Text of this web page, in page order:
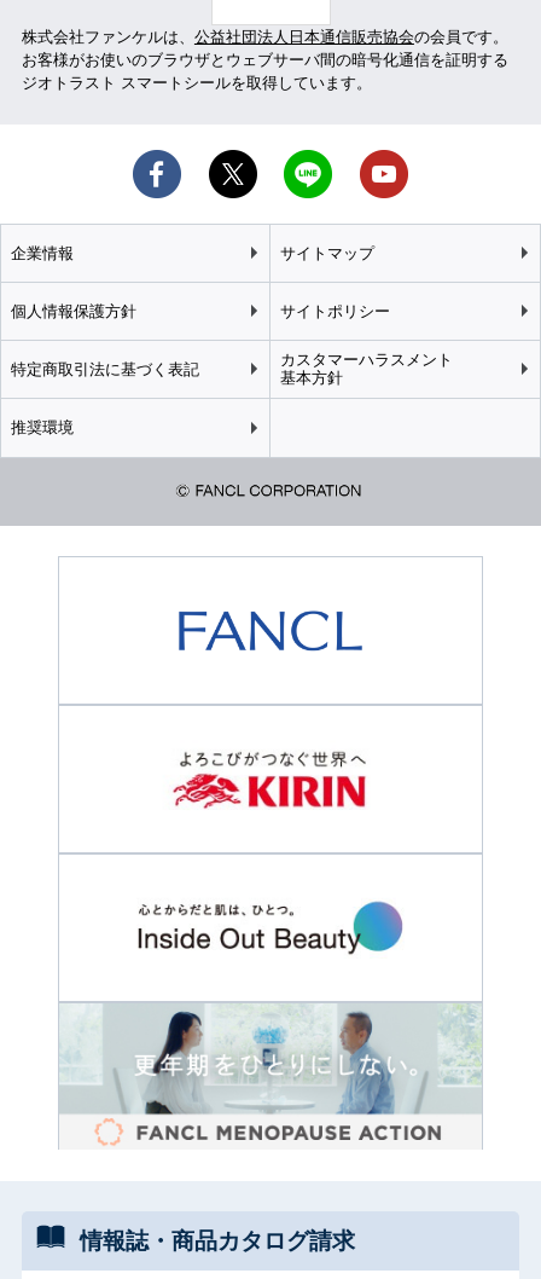
株式会社ファンケルは、 公益社団法人日本通信販売協会の会員です。
お客様がお使いのブラウザとウェブサーバ間の暗号化通信を証明する
ジオトラスト スマートシールを取得しています。
企業情報 サイトマップ
個人情報保護方針 サイトポリシー
特定商取引法に基づく表記
カスタマーハラスメント
基本方針
推奨環境
情報誌・ 商品カタログ請求